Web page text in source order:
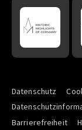
Datenschutz
Barrierefreiheit